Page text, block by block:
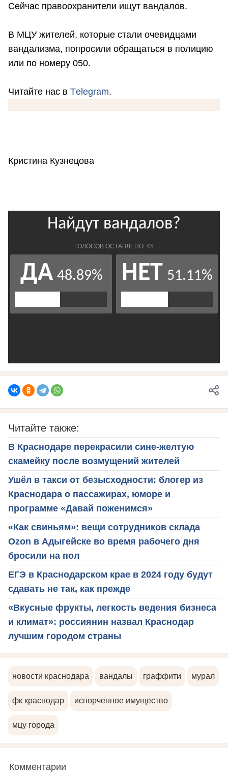
Сейчас правоохранители ищут вандалов.
В МЦУ жителей, которые стали очевидцами
вандализма, попросили обращаться в полицию
или по номеру 050.
Читайте нас в Тelegram.
Кристина Кузнецова
Читайте также:
В Краснодаре перекрасили сине-желтую
скамейку после возмущений жителей
Ушёл в такси от безысходности: блогер из
Краснодара о пассажирах, юморе и
программе «Давай поженимся»
«Как свиньям»: вещи сотрудников склада
Ozon в Адыгейске во время рабочего дня
бросили на пол
ЕГЭ в Краснодарском крае в 2024 году будут
сдавать не так, как прежде
«Вкусные фрукты, легкость ведения бизнеса
и климат»: россиянин назвал Краснодар
лучшим городом страны
новости краснодара вандалы граффити мурал
фк краснодар испорченное имущество
мцу города
Комментарии